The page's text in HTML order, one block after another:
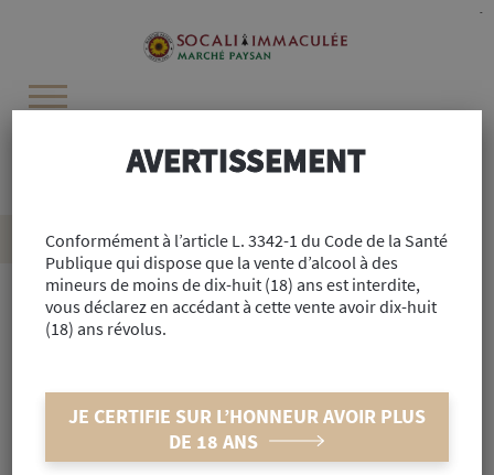
Accueil>Alimentaire>Cave> Vins de France>P’tit Bio 75cl
Réf : #23497
INDISPONIBLE
AVERTISSEMENT
Conformément à l’article L. 3342-1 du Code de la Santé
Publique qui dispose que la vente d’alcool à des
mineurs de moins de dix-huit (18) ans est interdite,
vous déclarez en accédant à cette vente avoir dix-huit
(18) ans révolus.
JE CERTIFIE SUR L’HONNEUR AVOIR PLUS
DE 18 ANS
-